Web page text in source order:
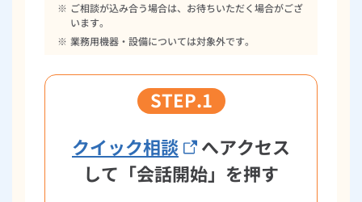
※ ご相談が込み合う場合は、お待ちいただく場合がござ
います。
※ 業務用機器・設備については対象外です。
STEP.1
クイック相談
へアクセス
して「会話開始」を押す